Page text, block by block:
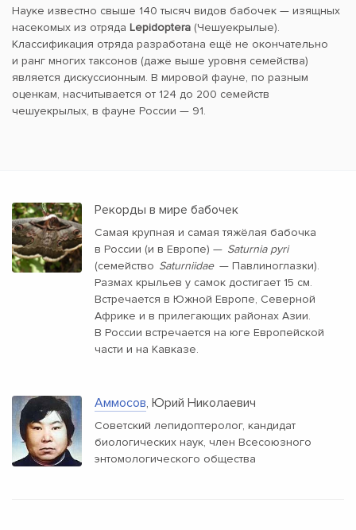
Науке известно свыше 140 тысяч видов бабочек — изящных
насекомых из отряда Lepidoptera (Чешуекрылые).
Классификация отряда разработана ещё не окончательно
и ранг многих таксонов (даже выше уровня семейства)
является дискуссионным. В мировой фауне, по разным
оценкам, насчитывается от 124 до 200 семейств
чешуекрылых, в фауне России — 91.
Рекорды в мире бабочек
Самая крупная и самая тяжёлая бабочка
в России (и в Европе) — Saturnia pyri
(семейство Saturniidae — Павлиноглазки).
Размах крыльев у самок достигает 15 см.
Встречается в Южной Европе, Северной
Африке и в прилегающих районах Азии.
В России встречается на юге Европейской
части и на Кавказе.
Аммосов, Юрий Николаевич
Советский лепидоптеролог, кандидат
биологических наук, член Всесоюзного
энтомологического общества